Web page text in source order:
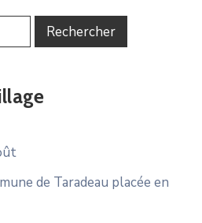
de Taradeau placée en